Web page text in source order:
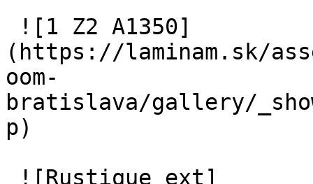
(https://laminam.sk/
oom-
bratislava/gallery/
p)